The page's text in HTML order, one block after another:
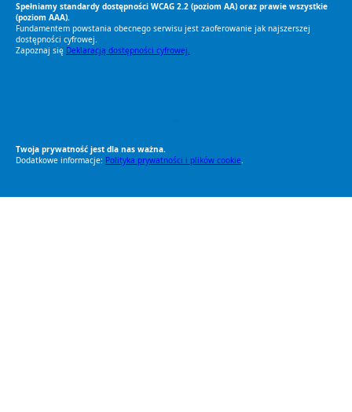
Spełniamy standardy dostępności WCAG 2.2 (poziom AA) oraz prawie wszystkie
(poziom AAA).
Fundamentem powstania obecnego serwisu jest zaoferowanie jak najszerszej
dostępności cyfrowej.
Zapoznaj się Deklaracją dostępności cyfrowej.
Twoja prywatność jest dla nas ważna.
Dodatkowe informacje: Polityka prywatności i plików cookie.